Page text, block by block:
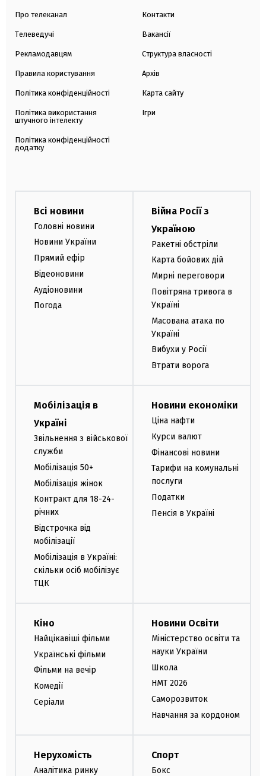
Про телеканал
Телеведучі
Рекламодавцям
Правила користування
Політика конфіденційності
Політика використання
штучного інтелекту
Політика конфіденційності
додатку
Контакти
Вакансії
Структура власності
Архів
Карта сайту
Ігри
Всі новини
Головні новини
Новини України
Прямий ефір
Відеоновини
Аудіоновини
Погода
Війна Росії з
Україною
Ракетні обстріли
Карта бойових дій
Мирні переговори
Повітряна тривога в
Україні
Масована атака по
Україні
Вибухи у Росії
Втрати ворога
Мобілізація в
Україні
Звільнення з військової
служби
Мобілізація 50+
Мобілізація жінок
Контракт для 18-24-
річних
Відстрочка від
мобілізації
Мобілізація в Україні:
скільки осіб мобілізує
ТЦК
Новини економіки
Ціна нафти
Курси валют
Фінансові новини
Тарифи на комунальні
послуги
Податки
Пенсія в Україні
Кіно
Найцікавіші фільми
Українські фільми
Фільми на вечір
Комедії
Серіали
Новини Освіти
Міністерство освіти та
науки України
Школа
НМТ 2026
Саморозвиток
Навчання за кордоном
Нерухомість
Аналітика ринку
Спорт
Бокс